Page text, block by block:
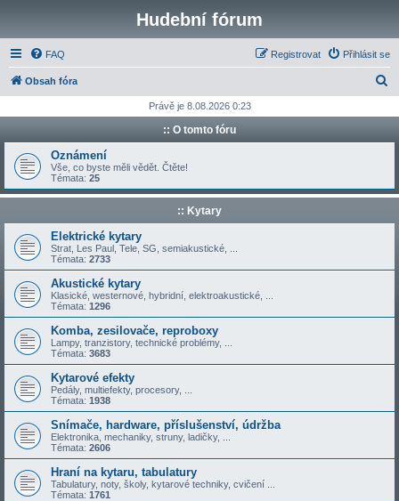
Hudební fórum
FAQ Přihlásit se
Registrovat
Obsah fóra
d
t
Právě je 8.08.2026 0:23
:: O tomto fóru
Oznámení
Vše, co byste měli vědět. Čtěte!
Témata: 25
:: Kytary
Elektrické kytary
Strat, Les Paul, Tele, SG, semiakustické, ...
Témata: 2733
Akustické kytary
Klasické, westernové, hybridní, elektroakustické, ...
Témata: 1296
Komba, zesilovače, reproboxy
Lampy, tranzistory, technické problémy, ...
Témata: 3683
Kytarové efekty
Pedály, multiefekty, procesory, ...
Témata: 1938
Snímače, hardware, příslušenství, údržba
Elektronika, mechaniky, struny, ladičky, ...
Témata: 2606
Hraní na kytaru, tabulatury
Tabulatury, noty, školy, kytarové techniky, cvičení ...
Témata: 1761